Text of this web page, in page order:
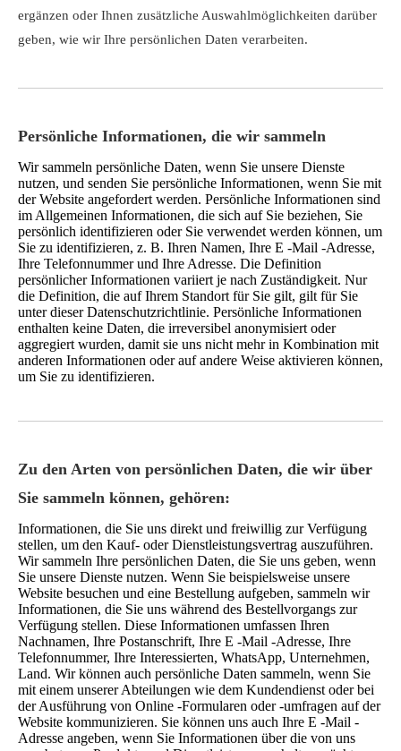
ergänzen oder Ihnen zusätzliche Auswahlmöglichkeiten darüber
geben, wie wir Ihre persönlichen Daten verarbeiten.
Persönliche Informationen, die wir sammeln
Wir sammeln persönliche Daten, wenn Sie unsere Dienste
nutzen, und senden Sie persönliche Informationen, wenn Sie mit
der Website angefordert werden. Persönliche Informationen sind
im Allgemeinen Informationen, die sich auf Sie beziehen, Sie
persönlich identifizieren oder Sie verwendet werden können, um
Sie zu identifizieren, z. B. Ihren Namen, Ihre E -Mail -Adresse,
Ihre Telefonnummer und Ihre Adresse. Die Definition
persönlicher Informationen variiert je nach Zuständigkeit. Nur
die Definition, die auf Ihrem Standort für Sie gilt, gilt für Sie
unter dieser Datenschutzrichtlinie. Persönliche Informationen
enthalten keine Daten, die irreversibel anonymisiert oder
aggregiert wurden, damit sie uns nicht mehr in Kombination mit
anderen Informationen oder auf andere Weise aktivieren können,
um Sie zu identifizieren.
Zu den Arten von persönlichen Daten, die wir über
Sie sammeln können, gehören:
Informationen, die Sie uns direkt und freiwillig zur Verfügung
stellen, um den Kauf- oder Dienstleistungsvertrag auszuführen.
Wir sammeln Ihre persönlichen Daten, die Sie uns geben, wenn
Sie unsere Dienste nutzen. Wenn Sie beispielsweise unsere
Website besuchen und eine Bestellung aufgeben, sammeln wir
Informationen, die Sie uns während des Bestellvorgangs zur
Verfügung stellen. Diese Informationen umfassen Ihren
Nachnamen, Ihre Postanschrift, Ihre E -Mail -Adresse, Ihre
Telefonnummer, Ihre Interessierten, WhatsApp, Unternehmen,
Land. Wir können auch persönliche Daten sammeln, wenn Sie
mit einem unserer Abteilungen wie dem Kundendienst oder bei
der Ausführung von Online -Formularen oder -umfragen auf der
Website kommunizieren. Sie können uns auch Ihre E -Mail -
Adresse angeben, wenn Sie Informationen über die von uns